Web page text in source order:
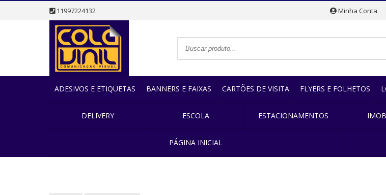
11997224132 Minha Conta
ADESIVOS E ETIQUETAS BANNERS E FAIXAS CARTÕES DE VISITA FLYERS E FOLHETOS
DELIVERY ESCOLA ESTACIONAMENTOS
PÁGINA INICIAL